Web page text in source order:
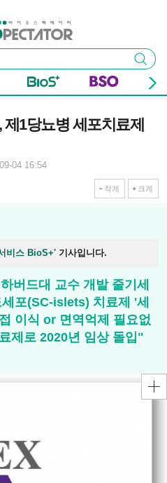
이터
검색
1당뇨병 세포치료제
04 16:54
작게 크게
비스 BioS+' 기사입니다.
버드대 교수 개발 줄기세
포(SC-islets) 치료제 '세
이식 or 면역억제 필요없
제로 2020년 임상 돌입"